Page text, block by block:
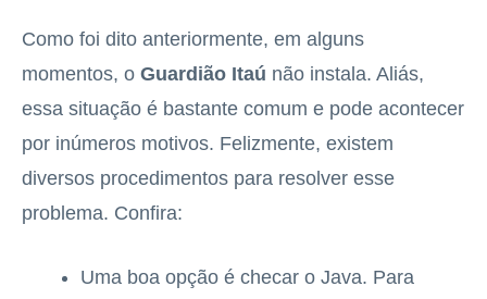
Como foi dito anteriormente, em alguns
momentos, o Guardião Itaú não instala. Aliás,
essa situação é bastante comum e pode acontecer
por inúmeros motivos. Felizmente, existem
diversos procedimentos para resolver esse
problema. Confira:
Uma boa opção é checar o Java. Para